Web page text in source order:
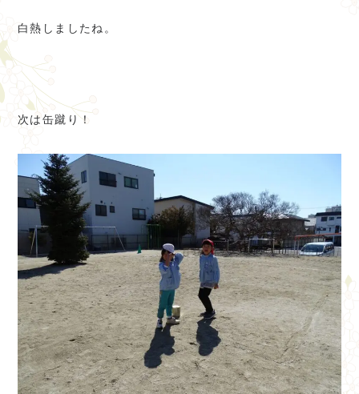
白熱しましたね。
次は缶蹴り！